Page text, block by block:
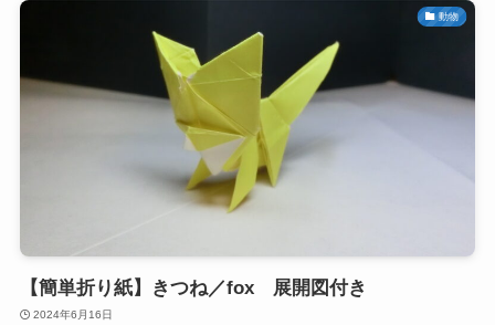
動物
【簡単折り紙】きつね／fox 展開図付き
2024年6月16日